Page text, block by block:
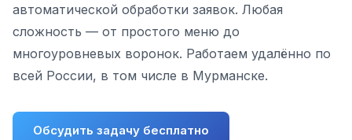
автоматической обработки заявок. Любая
сложность — от простого меню до
многоуровневых воронок. Работаем удалённо по
всей России, в том числе в Мурманске.
Обсудить задачу бесплатно